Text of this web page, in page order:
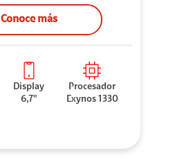
Conoce más
Display
6,7"
Procesador
Exynos 1330